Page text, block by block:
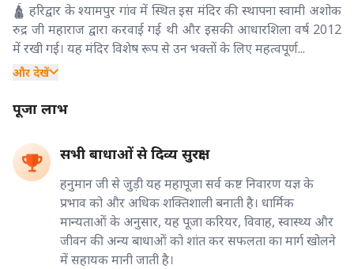
🛕 हरिद्वार के श्यामपुर गांव में स्थित इस मंदिर की स्थापना स्वामी अशोक
रुद्र जी महाराज द्वारा करवाई गई थी और इसकी आधारशिला वर्ष 2012
में रखी गई। यह मंदिर विशेष रूप से उन भक्तों के लिए महत्वपूर्ण...
और देखें
पूजा लाभ
सभी बाधाओं से दिव्य सुरक्षा
हनुमान जी से जुड़ी यह महापूजा सर्व कष्ट निवारण यज्ञ के
प्रभाव को और अधिक शक्तिशाली बनाती है। धार्मिक
मान्यताओं के अनुसार, यह पूजा करियर, विवाह, स्वास्थ्य और
जीवन की अन्य बाधाओं को शांत कर सफलता का मार्ग खोलने
में सहायक मानी जाती है।